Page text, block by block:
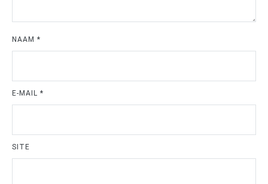
NAAM *
E-MAIL *
SITE